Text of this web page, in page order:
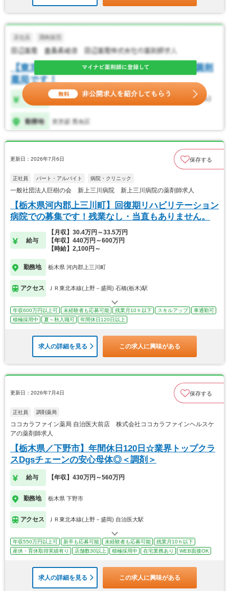
更新日：2026年7月6日 保存する
正社員 パート・アルバイト 病院・クリニック
一般社団法人巨樹の会 新上三川病院 新上三川病院の薬剤師求人
【栃木県河内郡上三川町】回復期リハビリテーション
病院での募集です！残業なし・当直もありません。
給与
【月収】30.4万円～33.5万円
【年収】440万円～600万円
【時給】2,100円～
勤務地 栃木県 河内郡上三川町
アクセス ＪＲ東北本線(上野－盛岡) 石橋(栃木)駅
年収600万円以上可 未経験者も応募可能 残業月10ｈ以下 スキルアップ
車通勤可
積極採用中
夏～秋入職可 年間休日120日以上
求人の詳細を見る この求人に興味がある
更新日：2026年7月4日 保存する
正社員 調剤薬局
ココカラファイン薬局 自治医大前店 株式会社ココカラファインヘルスケ
アの薬剤師求人
【栃木県／下野市】年間休日120日☆業界トップクラ
スDgsチェーンの安心母体◎＜調剤＞
給与 【年収】430万円～560万円
勤務地 栃木県 下野市
アクセス ＪＲ東北本線(上野－盛岡) 自治医大駅
年収550万円以上可 新卒も応募可能 未経験者も応募可能
残業月10ｈ以下
産休・育休取得実績有り
店舗数30以上 積極採用中 在宅業務あり WEB面接OK
求人の詳細を見る この求人に興味がある